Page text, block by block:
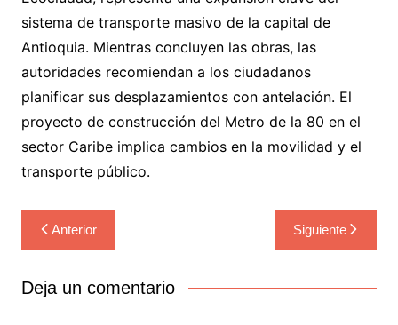
sistema de transporte masivo de la capital de
Antioquia. Mientras concluyen las obras, las
autoridades recomiendan a los ciudadanos
planificar sus desplazamientos con antelación. El
proyecto de construcción del Metro de la 80 en el
sector Caribe implica cambios en la movilidad y el
transporte público.
Navegación
de
entradas
Anterior Siguiente
Deja un comentario